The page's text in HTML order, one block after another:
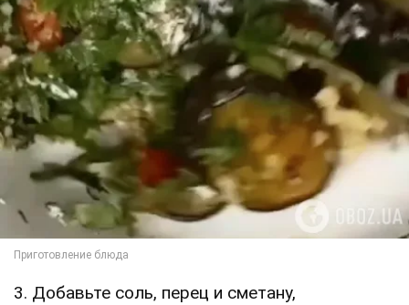
3. Добавьте соль, перец и сметану,